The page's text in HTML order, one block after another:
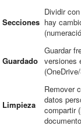
Secciones
Dividir
hay
Guardado
Guardar
versiones
Limpieza
Remover
datos
compartir